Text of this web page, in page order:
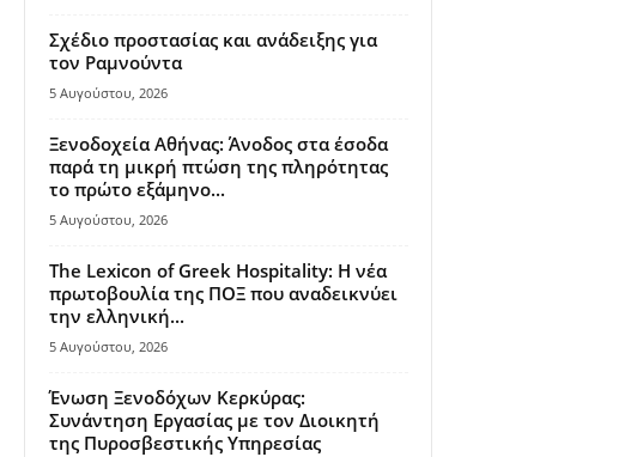
Σχέδιο προστασίας και ανάδειξης για
τον Ραμνούντα
5 Αυγούστου, 2026
Ξενοδοχεία Αθήνας: Άνοδος στα έσοδα
παρά τη μικρή πτώση της πληρότητας
το πρώτο εξάμηνο...
5 Αυγούστου, 2026
The Lexicon of Greek Hospitality: Η νέα
πρωτοβουλία της ΠΟΞ που αναδεικνύει
την ελληνική...
5 Αυγούστου, 2026
Ένωση Ξενοδόχων Κερκύρας:
Συνάντηση Εργασίας με τον Διοικητή
της Πυροσβεστικής Υπηρεσίας